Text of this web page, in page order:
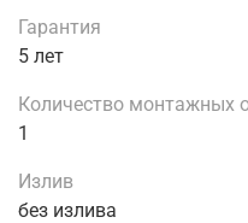
Гарантия
5 лет
Количество монтажных
1
Излив
без излива